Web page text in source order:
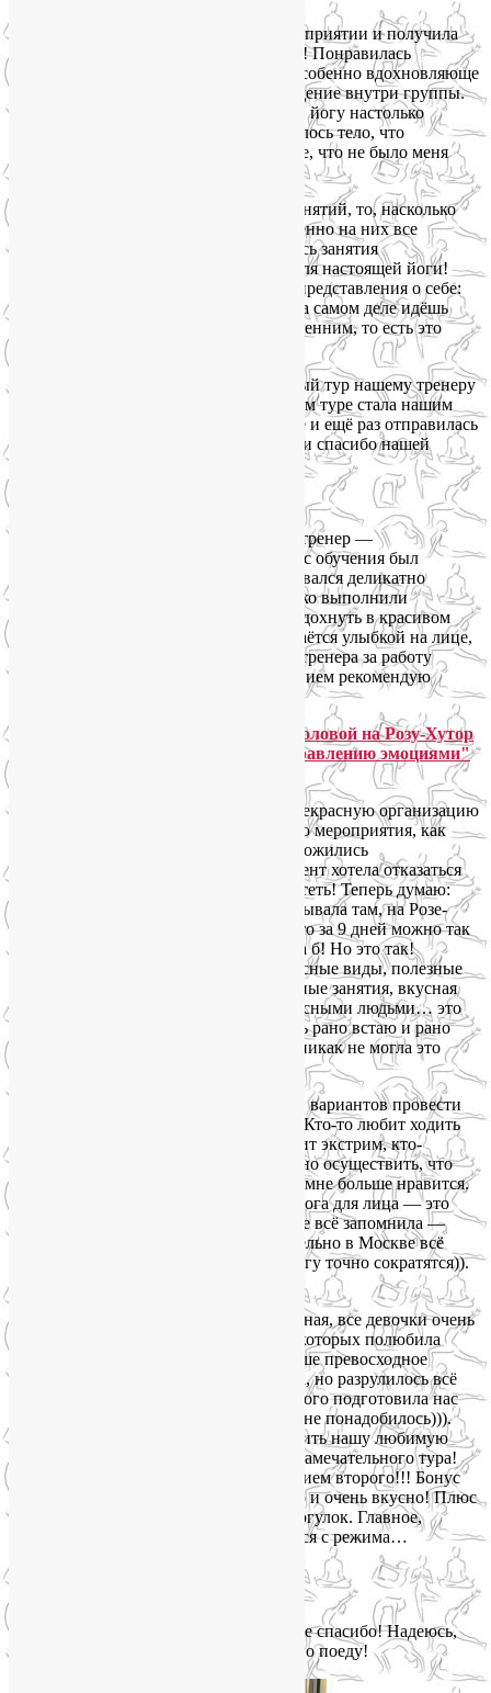
Первый раз я участвовала в таком мероприятии и получила
от него очень большое удовлетворение! Понравилась
организация и быта, и тренировок, и особенно вдохновляюще
подействовало очень человеческое общение внутри группы.
За эти несколько дней с погружением в йогу настолько
преобразовалась сознание и преобразилось тело, что
по возвращении домой было ощущение, что не было меня
Мне очень понравилось наполнение занятий, то, насколько
разнообразны они были, и как полноценно на них все
выкладывались. Мне очень понравились занятия
по растягиванию, это ведь так важно для настоящей йоги!
Занятия с лицом вообще перевернули представления о себе:
ведь занимаясь проблемами лица, ты на самом деле идёшь
от обратного к проблемам своим внутренним, то есть это
Большое спасибо за такой замечательный тур нашему тренеру
Лие Воловой. Она действительно в этом туре стала нашим
настоящим наставником. Лия, я бы ещё и ещё раз отправилась
с Вами в такой «отрыв»! Спасибо Вам и спасибо нашей
Йога-тур был прекрасно организован, тренер —
профессионал высокого класса, процесс обучения был
содержательным, увлекательным, подавался деликатно
и позитивно. За время тура мы не только выполнили
заявленную программу, но и успели отдохнуть в красивом
горном курорте. Послевкусие тура остаётся улыбкой на лице,
знания хочется применять! Благодарю тренера за работу
и прекрасное отношение! С удовольствием рекомендую
Хочу поблагодарить Лию Волову за прекрасную организацию
такого интересного и оздоровительного мероприятия, как
йога-тур (Йога для лица и тела). Так сложились
обстоятельства, что я в последний момент хотела отказаться
от поездки, но… всё таки… решила лететь! Теперь думаю:
спасибо, что всё так сложилось и я побывала там, на Розе-
хутор. Если б кто-нибудь мне сказал, что за 9 дней можно так
улучшить самочувствие — не поверила б! Но это так!
Манящие горы, чистый воздух, прекрасные виды, полезные
прогулки, комфортная погода, регулярные занятия, вкусная
еда, релакс, новые знакомства с интересными людьми… это
просто фантастика!!! Режим!!! Я теперь рано встаю и рано
ложусь — мечтала о таком годами, но никак не могла это
Каждый день насыщен впечатлениями, вариантов провести
время с пользой и интересом — масса. Кто-то любит ходить
в горы, кто-то любит море, кто-то любит экстрим, кто-
то любит спа и бассейн — всё это можно осуществить, что
лично я и делала, выбрав под себя, что мне больше нравится.
Очень порадовали занятия вечерние: Йога для лица — это
реально действует!!! Очень жаль, что не всё запомнила —
очень много информации, надо обязательно в Москве всё
закрепить, и тогда, походы к косметологу точно сократятся)).
Команда у нас образовалась замечательная, все девочки очень
интересны, многих узнала лучше, а некоторых полюбила
от всей души. Немного подпортила наше превосходное
настроение в день вылета отмена рейса, но разрулилось всё
самым лучшим образом, и заодно немного подготовила нас
к московским стрессам)))… адаптации не понадобилось))).
Подведя итог, хочу ещё раз поблагодарить нашу любимую
Лию и выразить восхищение от этого замечательного тура!
Была первый раз и жду уже с нетерпением второго!!! Бонус
лично мне — потеря 2-х кило, ела мало и очень вкусно! Плюс
регулярные занятия и много пеших прогулок. Главное,
в Москве их не набрать. Ну, и не сбиться с режима…
Мне очень понравилось!!! Лия, большое спасибо! Надеюсь,
что такие туры будут ещё. Я обязательно поеду!